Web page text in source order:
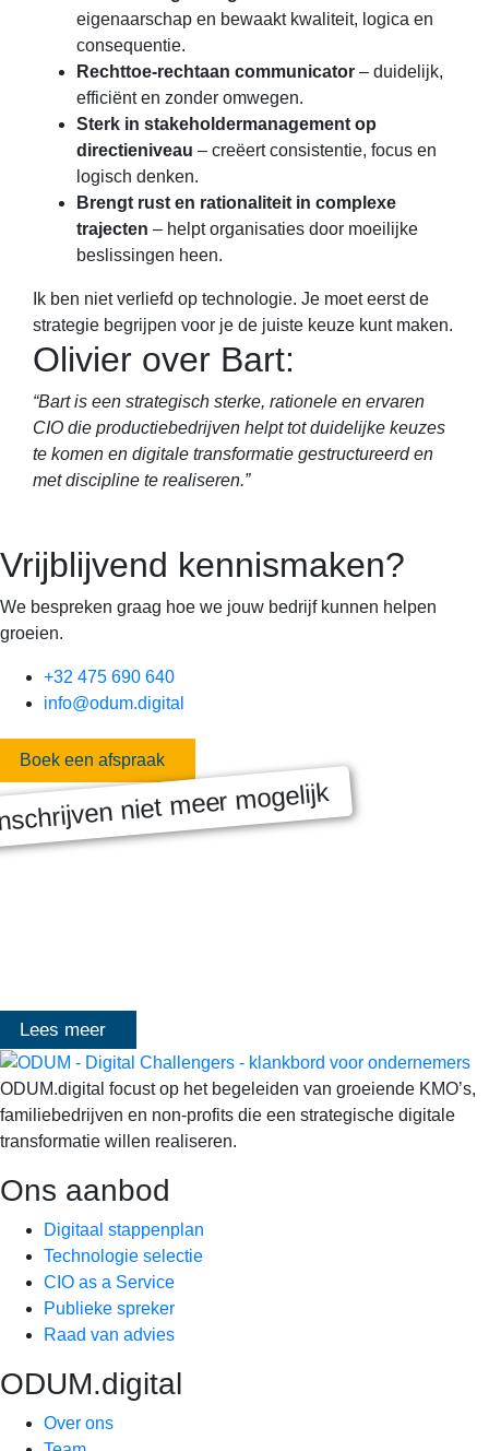
eigenaarschap en bewaakt kwaliteit, logica en
consequentie.
Rechttoe-rechtaan communicator – duidelijk,
efficiënt en zonder omwegen.
Sterk in stakeholdermanagement op
directieniveau – creëert consistentie, focus en
logisch denken.
Brengt rust en rationaliteit in complexe
trajecten – helpt organisaties door moeilijke
beslissingen heen.
Ik ben niet verliefd op technologie. Je moet eerst de
strategie begrijpen voor je de juiste keuze kunt maken.
Olivier over Bart:
“Bart is een strategisch sterke, rationele en ervaren
CIO die productiebedrijven helpt tot duidelijke keuzes
te komen en digitale transformatie gestructureerd en
met discipline te realiseren.”
Vrijblijvend kennismaken?
We bespreken graag hoe we jouw bedrijf kunnen helpen
groeien.
+32 475 690 640
info@odum.digital
Boek een afspraak
niet meer mogelijk
MASTERCLASS 2025
Lees meer
ODUM.digital focust op het begeleiden van groeiende KMO’s,
familiebedrijven en non-profits die een strategische digitale
transformatie willen realiseren.
Ons aanbod
Digitaal stappenplan
Technologie selectie
CIO as a Service
Publieke spreker
Raad van advies
ODUM.digital
Over ons